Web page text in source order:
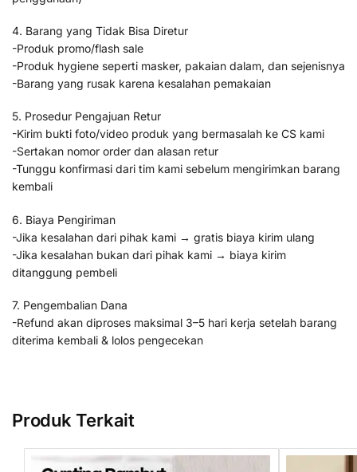
4. Barang yang Tidak Bisa Diretur
-Produk promo/flash sale
-Produk hygiene seperti masker, pakaian dalam, dan sejenisnya
-Barang yang rusak karena kesalahan pemakaian
5. Prosedur Pengajuan Retur
-Kirim bukti foto/video produk yang bermasalah ke CS kami
-Sertakan nomor order dan alasan retur
-Tunggu konfirmasi dari tim kami sebelum mengirimkan barang
kembali
6. Biaya Pengiriman
-Jika kesalahan dari pihak kami → gratis biaya kirim ulang
-Jika kesalahan bukan dari pihak kami → biaya kirim
ditanggung pembeli
7. Pengembalian Dana
-Refund akan diproses maksimal 3–5 hari kerja setelah barang
diterima kembali & lolos pengecekan
Produk Terkait